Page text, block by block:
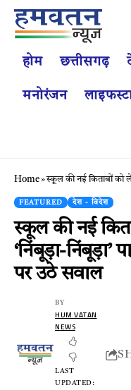
होम छत्तीसगढ़
मनोरंजन
Home»स्कूल की नई किताबों को लेकर
FEATURED देश - विदेश
स्कूल की नई
‘निंबूड़ा-निंबूड़ा’
पर उठे सवाल
LAST
UPDATED:
BY
HUM VATAN
NEWS